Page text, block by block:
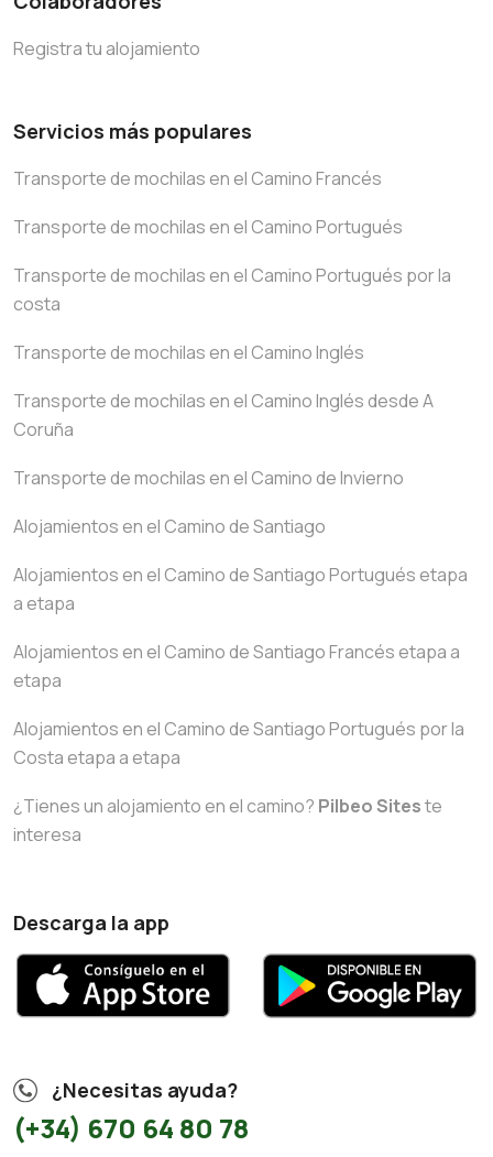
Registra tu alojamiento
Servicios más populares
Transporte de mochilas en el Camino Francés
Transporte de mochilas en el Camino Portugués
Transporte de mochilas en el Camino Portugués por la
costa
Transporte de mochilas en el Camino Inglés
Transporte de mochilas en el Camino Inglés desde A
Coruña
Transporte de mochilas en el Camino de Invierno
Alojamientos en el Camino de Santiago
Alojamientos en el Camino de Santiago Portugués etapa
a etapa
Alojamientos en el Camino de Santiago Francés etapa a
etapa
Alojamientos en el Camino de Santiago Portugués por la
Costa etapa a etapa
¿Tienes un alojamiento en el camino? Pilbeo Siteste
interesa
Descarga la app
¿Necesitas ayuda?
(+34) 670 64 80 78